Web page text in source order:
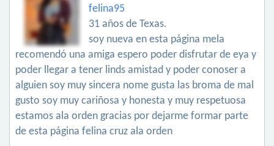
felina95
31 años de Texas.
soy nueva en esta página mela
recomendó una amiga espero poder disfrutar de eya y
poder llegar a tener linds amistad y poder conoser a
alguien soy muy sincera nome gusta las broma de mal
gusto soy muy cariñosa y honesta y muy respetuosa
estamos ala orden gracias por dejarme formar parte
de esta página felina cruz ala orden